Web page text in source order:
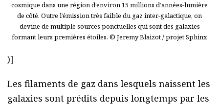
cosmique dans une région d’environ 15 millions d’années-lumière
de côté. Outre l’émission très faible du gaz inter-galactique, on
devine de multiple sources ponctuelles qui sont des galaxies
formant leurs premières étoiles. © Jeremy Blaizot / projet Sphinx
)]
Les filaments de gaz dans lesquels naissent les
galaxies sont prédits depuis longtemps par les